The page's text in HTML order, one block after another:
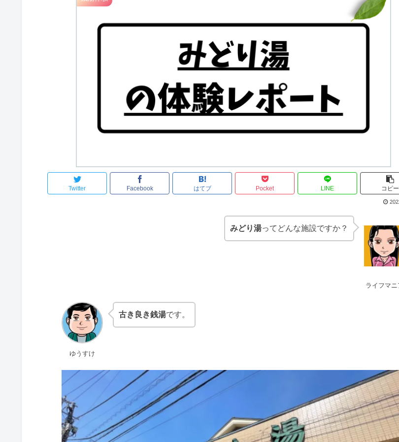
Twitter Facebook はてブ Pocket LINE コピー
ライフマニ
みどり湯ってどんな施設ですか？
ゆうすけ
古き良き銭湯です。